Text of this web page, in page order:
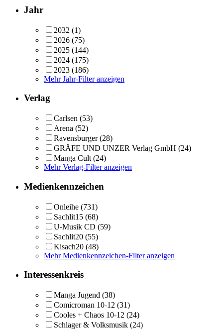
Jahr
2032 (1)
2026 (75)
2025 (144)
2024 (175)
2023 (186)
Mehr Jahr-Filter anzeigen
Verlag
Carlsen (53)
Arena (52)
Ravensburger (28)
GRÄFE UND UNZER Verlag GmbH (24)
Manga Cult (24)
Mehr Verlag-Filter anzeigen
Medienkennzeichen
Onleihe (731)
Sachlit15 (68)
U-Musik CD (59)
Sachlit20 (55)
Kisach20 (48)
Mehr Medienkennzeichen-Filter anzeigen
Interessenkreis
Manga Jugend (38)
Comicroman 10-12 (31)
Cooles + Chaos 10-12 (24)
Schlager & Volksmusik (24)